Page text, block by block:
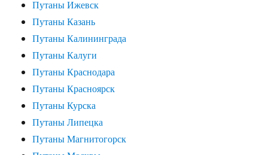
Путаны Ижевск
Путаны Казань
Путаны Калининграда
Путаны Калуги
Путаны Краснодара
Путаны Красноярск
Путаны Курска
Путаны Липецка
Путаны Магнитогорск